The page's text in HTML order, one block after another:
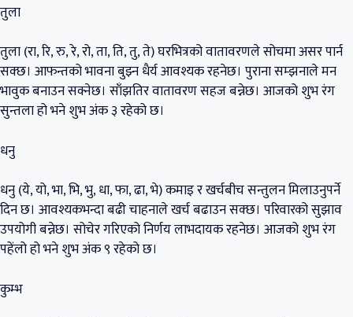
तुला
तुला (रा, रि, रु, रे, रो, ता, ति, तु, ते) घरभित्रको वातावरणले सोचमा असर पार्न
सक्छ। आफन्तको भावना बुझ्न धैर्य आवश्यक रहनेछ। पुराना सम्झनाले मन
भावुक बनाउन सक्नेछ। साँझतिर वातावरण सहज बन्नेछ। आजको शुभ रंग
सुन्तला हो भने शुभ अंक ३ रहेको छ।
धनु
धनु (ये, यो, भा, भि, भु, धा, फा, ढा, भे) कमाइ र खर्चबीच सन्तुलन मिलाउनुपर्ने
दिन छ। आवश्यकभन्दा बढी चाहनाले खर्च बढाउन सक्छ। परिवारको सुझाव
उपयोगी बन्नेछ। सोचेर गरिएको निर्णय लाभदायक रहनेछ। आजको शुभ रंग
पहेंलो हो भने शुभ अंक ९ रहेको छ।
कुम्भ